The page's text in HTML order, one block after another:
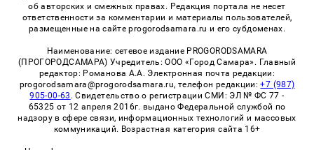
об авторских и смежных правах. Редакция портала не несет
ответственности за комментарии и материалы пользователей,
размещенные на сайте progorodsamara.ru и его субдоменах.
Наименование: сетевое издание PROGORODSAMARA
(ПРОГОРОДСАМАРА) Учредитель: ООО «Город Самара». Главный
редактор: Романова А.А. Электронная почта редакции:
progorodsamara@progorodsamara.ru, телефон редакции:+7 (987)
905-00-63 . Свидетельство о регистрации СМИ: ЭЛ № ФС 77 -
65325 от 12 апреля 2016г. выдано Федеральной службой по
надзору в сфере связи, информационных технологий и массовых
коммуникаций. Возрастная категория сайта 16+